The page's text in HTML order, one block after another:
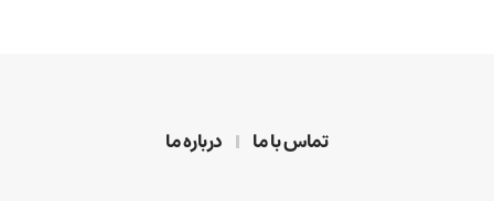
تماس با ما درباره ما